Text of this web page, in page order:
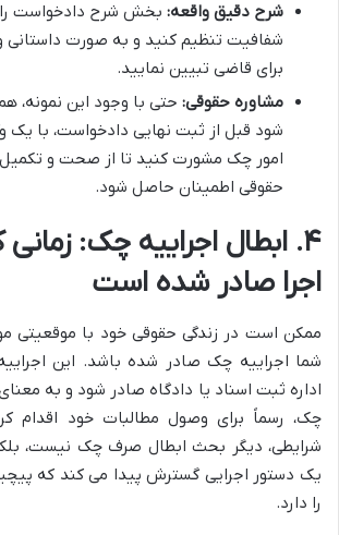
شرح دقیق واقعه: بخش شرح دادخواست
شفافیت تنظیم کنید و به صورت داستانی و
برای قاضی تبیین نمایید.
مشاوره حقوقی: حتی با وجود این نمونه،
شود قبل از ثبت نهایی دادخواست، با
امور چک مشورت کنید تا از صحت و
حقوقی اطمینان حاصل شود.
۴. ابطال اجراییه چک:
اجرا صادر شده است
ممکن است در زندگی حقوقی خود با موقعیتی
شما اجراییه چک صادر شده باشد. این
اداره ثبت اسناد یا دادگاه صادر شود و به
چک، رسماً برای وصول مطالبات خود اقدام
شرایطی، دیگر بحث ابطال صرف چک نیست،
یک دستور اجرایی گسترش پیدا می کند که
را دارد.